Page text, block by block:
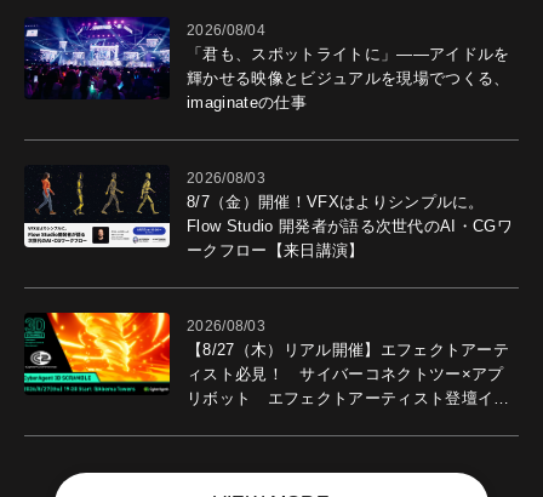
2026/08/04
「君も、スポットライトに」――アイドルを
輝かせる映像とビジュアルを現場でつくる、
imaginateの仕事
2026/08/03
8/7（金）開催！VFXはよりシンプルに。
Flow Studio 開発者が語る次世代のAI・CGワ
ークフロー【来日講演】
2026/08/03
【8/27（木）リアル開催】エフェクトアーテ
ィスト必見！ サイバーコネクトツー×アプ
リボット エフェクトアーティスト登壇イベ